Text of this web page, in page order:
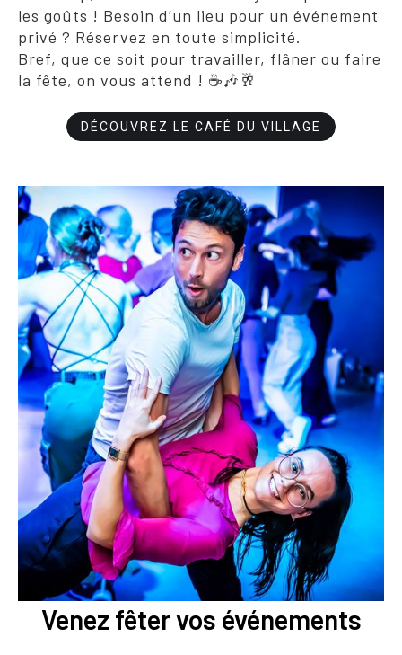
les goûts ! Besoin d’un lieu pour un événement
privé ? Réservez en toute simplicité.
Bref, que ce soit pour travailler, flâner ou faire
la fête, on vous attend ! ☕🎶🥂
DÉCOUVREZ LE CAFÉ DU VILLAGE
Venez fêter vos événements